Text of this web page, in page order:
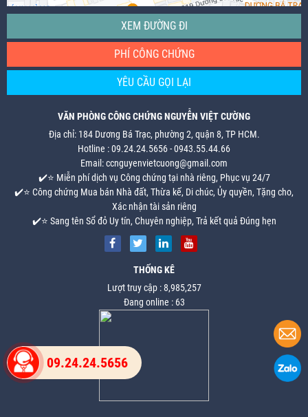
XEM ĐƯỜNG ĐI
PHÍ CÔNG CHỨNG
YÊU CẦU GỌI LẠI
VĂN PHÒNG CÔNG CHỨNG NGUYỄN VIỆT CƯỜNG
Địa chỉ: 184 Dương Bá Trạc, phường 2, quận 8, TP HCM.
Hotline : 09.24.24.5656 - 0943.55.44.66
Email: ccnguyenvietcuong@gmail.com
✔️⭐ Miễn phí dịch vụ Công chứng tại nhà riêng, Phục vụ 24/7
✔️⭐ Công chứng Mua bán Nhà đất, Thừa kế, Di chúc, Ủy quyền, Tặng cho,
Xác nhận tài sản riêng
✔️⭐ Sang tên Sổ đỏ Uy tín, Chuyên nghiệp, Trả kết quả Đúng hẹn
THỐNG KÊ
Lượt truy cập : 8,985,257
Đang online : 63
09.24.24.5656